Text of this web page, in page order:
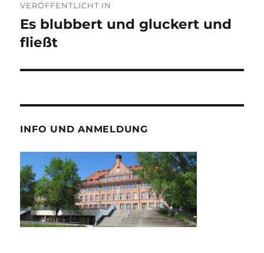
VERÖFFENTLICHT IN
Es blubbert und gluckert und
fließt
INFO UND ANMELDUNG